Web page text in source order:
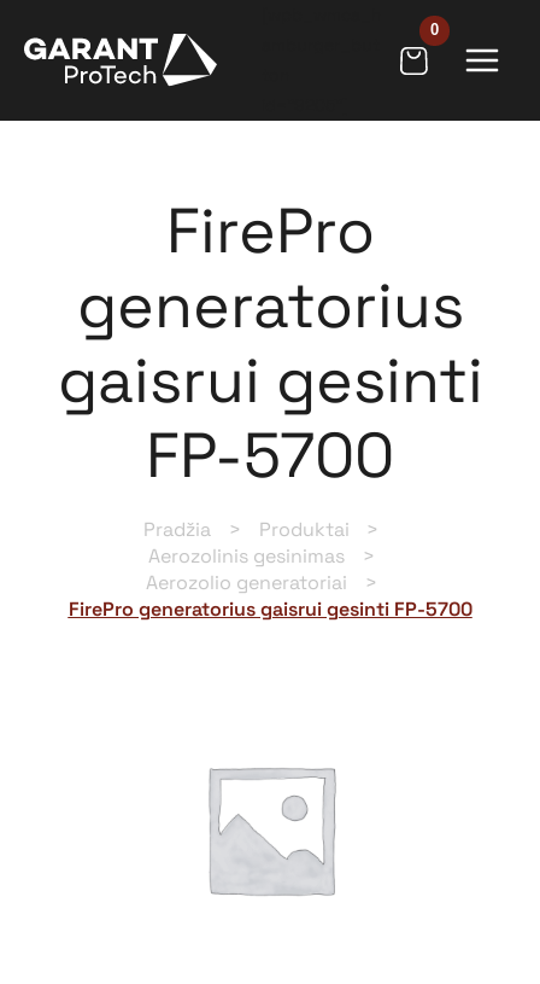
prie
FirePro
generatorius
gaisrui gesinti
FP-5700
Pradžia
Produktai
Aerozolinis gesinimas
Aerozolio generatoriai
FirePro generatorius gaisrui gesinti FP-5700